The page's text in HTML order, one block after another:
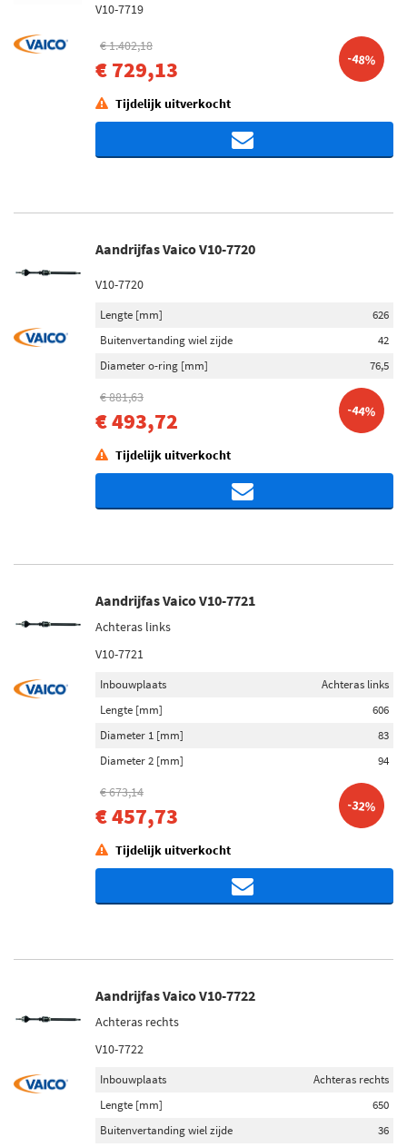
V10-7719
€ 1.402,18
€ 729,13 -48%
Tijdelijk uitverkocht
Aandrijfas Vaico V10-7720
V10-7720
Lengte [mm]
626
Buitenvertanding wiel zijde
42
Diameter o-ring [mm]
76,5
€ 881,63
€ 493,72 -44%
Tijdelijk uitverkocht
Aandrijfas Vaico V10-7721
Achteras links
V10-7721
Inbouwplaats
Achteras links
Lengte [mm]
606
Diameter 1 [mm]
83
Diameter 2 [mm]
94
€ 673,14
€ 457,73 -32%
Tijdelijk uitverkocht
Aandrijfas Vaico V10-7722
Achteras rechts
V10-7722
Inbouwplaats
Achteras rechts
Lengte [mm]
650
Buitenvertanding wiel zijde
36